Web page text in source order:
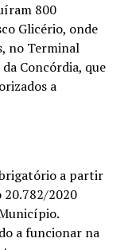
800
Glicério, onde
no Terminal
Concórdia, que
a
a partir
20.782/2020
a funcionar na